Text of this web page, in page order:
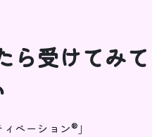
ら受けてみ
ベーション®︎」